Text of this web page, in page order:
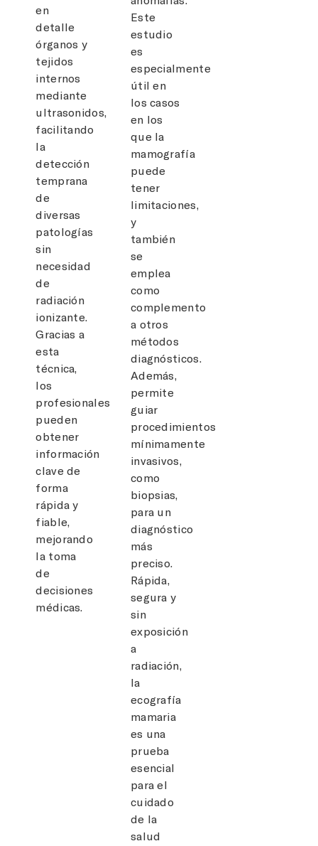
en
detalle
órganos y
tejidos
internos
mediante
ultrasonidos,
facilitando
la
detección
temprana
de
diversas
patologías
sin
necesidad
de
radiación
ionizante.
Gracias a
esta
técnica,
los
profesionales
pueden
obtener
información
clave de
forma
rápida y
fiable,
mejorando
la toma
de
decisiones
médicas.
Este
estudio
es
especialmente
útil en
los casos
en los
que la
mamografía
puede
tener
limitaciones,
y
también
se
emplea
como
complemento
a otros
métodos
diagnósticos.
Además,
permite
guiar
procedimientos
mínimamente
invasivos,
como
biopsias,
para un
diagnóstico
más
preciso.
Rápida,
segura y
sin
exposición
a
radiación,
la
ecografía
mamaria
es una
prueba
esencial
para el
cuidado
de la
salud